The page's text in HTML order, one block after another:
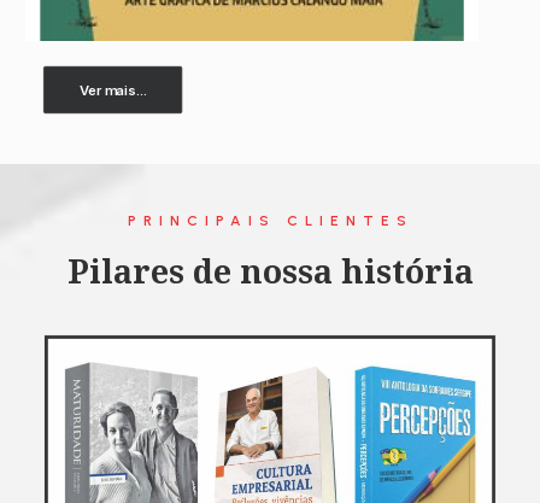
Ver mais...
PRINCIPAIS CLIENTES
Pilares de nossa história